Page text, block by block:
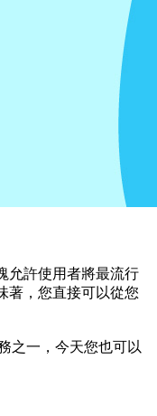
允許使用者將最流行
著，您直接可以從您
之一，今天您也可以